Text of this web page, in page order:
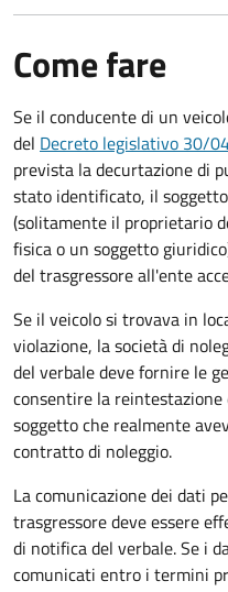
Come fare
Se il conducente di un
del Decreto legislativo 30/
prevista la decurtazione di
stato identificato, il
(solitamente il proprietario
fisica o un soggetto
del trasgressore all'ente
Se il veicolo si trovava in
violazione, la società di
del verbale deve fornire le
consentire la
soggetto che realmente
contratto di noleggio.
La comunicazione dei dati
trasgressore deve essere
di notifica del verbale.Se i
comunicati entro i termini